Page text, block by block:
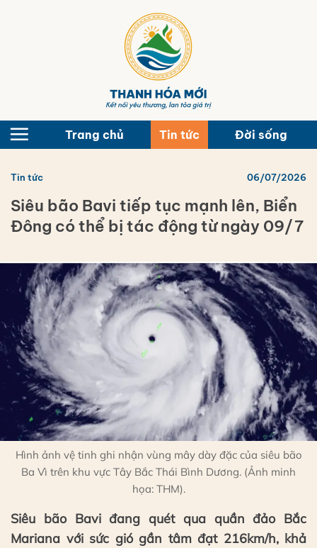
Trang chủ Tin tức Đời sống
Tin tức 06/07/2026
Siêu bão Bavi tiếp tục mạnh lên, Biển
Đông có thể bị tác động từ ngày 09/7
Hình ảnh vệ tinh ghi nhận vùng mây dày đặc của siêu bão
Ba Vì trên khu vực Tây Bắc Thái Bình Dương. (Ảnh minh
họa: THM).
Siêu bão Bavi đang quét qua quần đảo Bắc
Mariana với sức gió gần tâm đạt 216km/h, khả